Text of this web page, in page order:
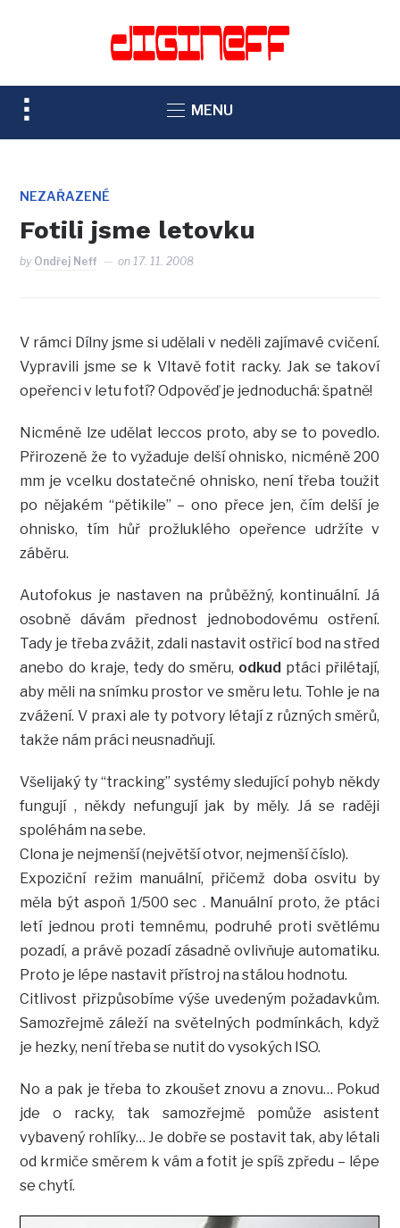
TOGGLE
SIDEBAR
NAVIGATION
MENU
NEZAŘAZENÉ
Fotili jsme letovku
by Ondřej Neff on17. 11. 2008
V rámci Dílny jsme si udělali v neděli zajímavé cvičení.
Vypravili jsme se k Vltavě fotit racky. Jak se takoví
opeřenci v letu fotí? Odpověď je jednoduchá: špatně!
Nicméně lze udělat leccos proto, aby se to povedlo.
Přirozeně že to vyžaduje delší ohnisko, nicméně 200
mm je vcelku dostatečné ohnisko, není třeba toužit
po nějakém “pětikile” – ono přece jen, čím delší je
ohnisko, tím hůř prožluklého opeřence udržíte v
záběru.
Autofokus je nastaven na průběžný, kontinuální. Já
osobně dávám přednost jednobodovému ostření.
Tady je třeba zvážit, zdali nastavit ostřicí bod na střed
anebo do kraje, tedy do směru, odkud ptáci přilétají,
aby měli na snímku prostor ve směru letu. Tohle je na
zvážení. V praxi ale ty potvory létají z různých směrů,
takže nám práci neusnadňují.
Všelijaký ty “tracking” systémy sledující pohyb někdy
fungují , někdy nefungují jak by měly. Já se raději
spoléhám na sebe.
Clona je nejmenší (největší otvor, nejmenší číslo).
Expoziční režim manuální, přičemž doba osvitu by
měla být aspoň 1/500 sec . Manuální proto, že ptáci
letí jednou proti temnému, podruhé proti světlému
pozadí, a právě pozadí zásadně ovlivňuje automatiku.
Proto je lépe nastavit přístroj na stálou hodnotu.
Citlivost přizpůsobíme výše uvedeným požadavkům.
Samozřejmě záleží na světelných podmínkách, když
je hezky, není třeba se nutit do vysokých ISO.
No a pak je třeba to zkoušet znovu a znovu… Pokud
jde o racky, tak samozřejmě pomůže asistent
vybavený rohlíky… Je dobře se postavit tak, aby létali
od krmiče směrem k vám a fotit je spíš zpředu – lépe
se chytí.